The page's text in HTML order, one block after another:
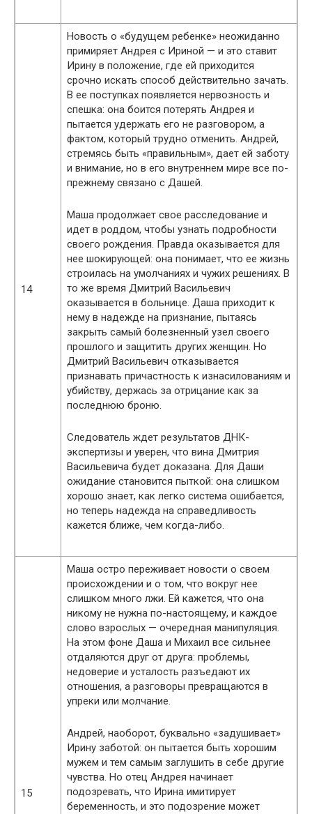
14
Новость о «будущем ребенке» неожиданно
примиряет Андрея с Ириной — и это ставит
Ирину в положение, где ей приходится
срочно искать способ действительно зачать.
В ее поступках появляется нервозность и
спешка: она боится потерять Андрея и
пытается удержать его не разговором, а
фактом, который трудно отменить. Андрей,
стремясь быть «правильным», дает ей заботу
и внимание, но в его внутреннем мире все по-
прежнему связано с Дашей.
Маша продолжает свое расследование и
идет в роддом, чтобы узнать подробности
своего рождения. Правда оказывается для
нее шокирующей: она понимает, что ее жизнь
строилась на умолчаниях и чужих решениях. В
то же время Дмитрий Васильевич
оказывается в больнице. Даша приходит к
нему в надежде на признание, пытаясь
закрыть самый болезненный узел своего
прошлого и защитить других женщин. Но
Дмитрий Васильевич отказывается
признавать причастность к изнасилованиям и
убийству, держась за отрицание как за
последнюю броню.
Следователь ждет результатов ДНК-
экспертизы и уверен, что вина Дмитрия
Васильевича будет доказана. Для Даши
ожидание становится пыткой: она слишком
хорошо знает, как легко система ошибается,
но теперь надежда на справедливость
кажется ближе, чем когда-либо.
15
Маша остро переживает новости о своем
происхождении и о том, что вокруг нее
слишком много лжи. Ей кажется, что она
никому не нужна по-настоящему, и каждое
слово взрослых — очередная манипуляция.
На этом фоне Даша и Михаил все сильнее
отдаляются друг от друга: проблемы,
недоверие и усталость разъедают их
отношения, а разговоры превращаются в
упреки или молчание.
Андрей, наоборот, буквально «задушивает»
Ирину заботой: он пытается быть хорошим
мужем и тем самым заглушить в себе другие
чувства. Но отец Андрея начинает
подозревать, что Ирина имитирует
беременность, и это подозрение может